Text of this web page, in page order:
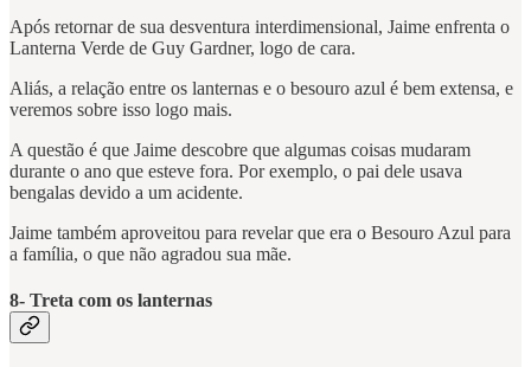
Após retornar de sua desventura interdimensional, Jaime enfrenta o
Lanterna Verde de Guy Gardner, logo de cara.
Aliás, a relação entre os lanternas e o besouro azul é bem extensa, e
veremos sobre isso logo mais.
A questão é que Jaime descobre que algumas coisas mudaram
durante o ano que esteve fora. Por exemplo, o pai dele usava
bengalas devido a um acidente.
Jaime também aproveitou para revelar que era o Besouro Azul para
a família, o que não agradou sua mãe.
8- Treta com os lanternas